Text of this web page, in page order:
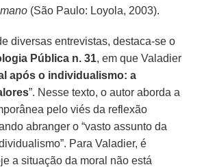
(São Paulo: Loyola, 2003).
diversas entrevistas, destaca-se o
Pública n. 31, em que Valadier
após o individualismo: a
”. Nesse texto, o autor aborda a
pelo viés da reflexão
abranger o “vasto assunto da
Para Valadier, é
a situação da moral não está